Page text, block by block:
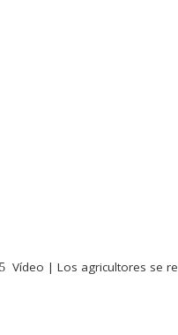
Vídeo | Los agricultores se